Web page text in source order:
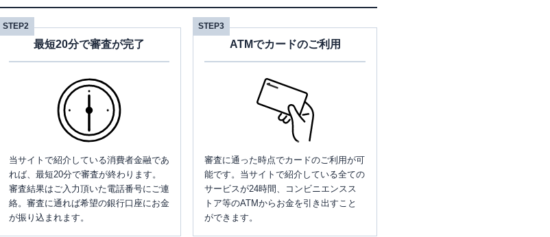
STEP2
最短20分で審査が完了
当サイトで紹介している消費者金融であ
れば、最短20分で審査が終わります。
審査結果はご入力頂いた電話番号にご連
絡。審査に通れば希望の銀行口座にお金
が振り込まれます。
STEP3
ATMでカードのご利用
審査に通った時点でカードのご利用が可
能です。当サイトで紹介している全ての
サービスが24時間、コンビニエンスス
トア等のATMからお金を引き出すこと
ができます。